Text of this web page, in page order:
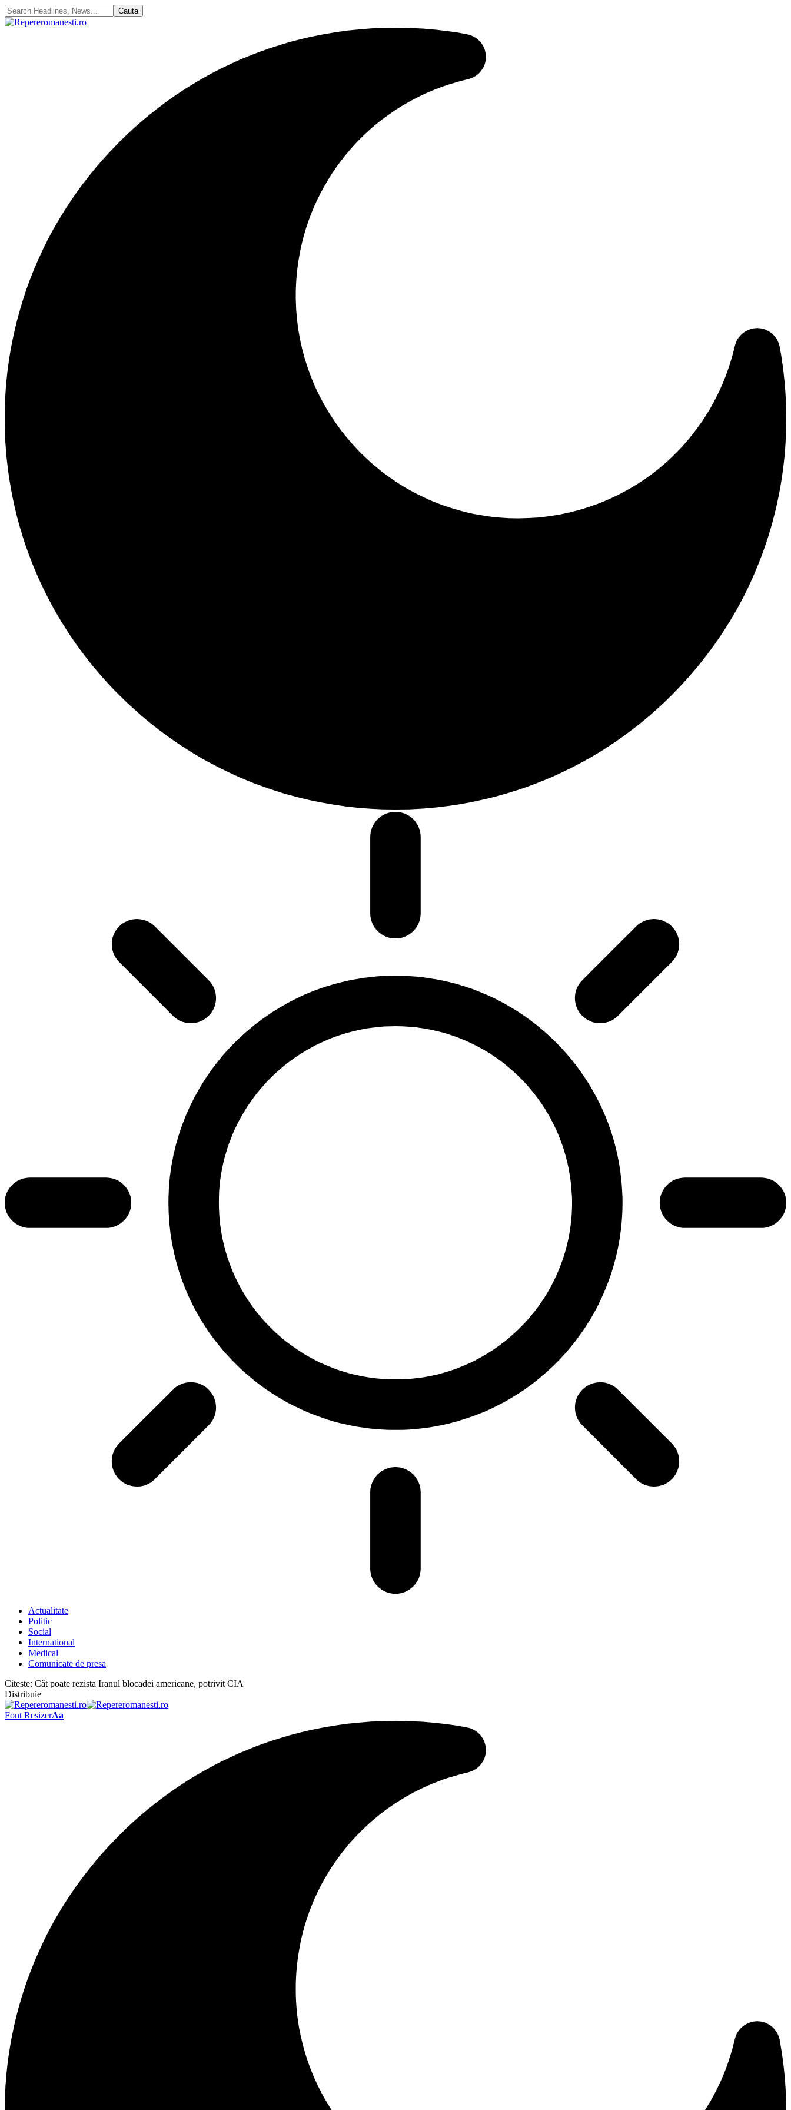
Actualitate
Politic
Social
International
Medical
Comunicate de presa
Citeste: Cât poate rezista Iranul blocadei americane, potrivit CIA
Distribuie
Font ResizerAa